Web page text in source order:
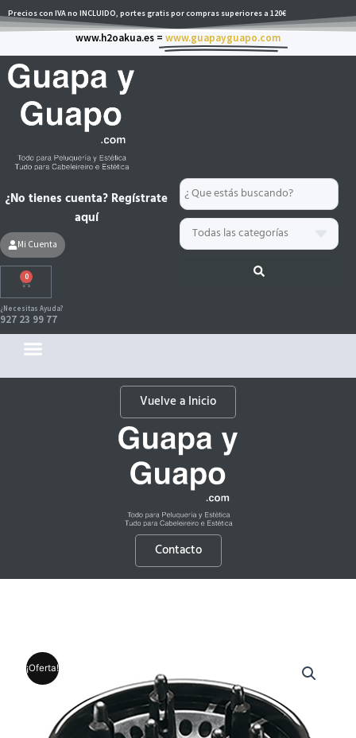
al
Precios con IVA no INCLUIDO, portes gratis por compras superiores a 120€
www.h2oakua.es = www.guapayguapo.com
Search
...
¿No tienes cuenta? Regístrate
aquí
Mi Cuenta
0
Carrito
¿Necesitas Ayuda?
927 23 99 77
Vuelve a Inicio
Contacto
¡Oferta!